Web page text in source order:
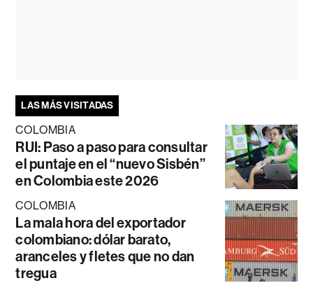
LAS MÁS VISITADAS
COLOMBIA
RUI: Paso a paso para consultar
el puntaje en el “nuevo Sisbén”
en Colombia este 2026
COLOMBIA
La mala hora del exportador
colombiano: dólar barato,
aranceles y fletes que no dan
tregua